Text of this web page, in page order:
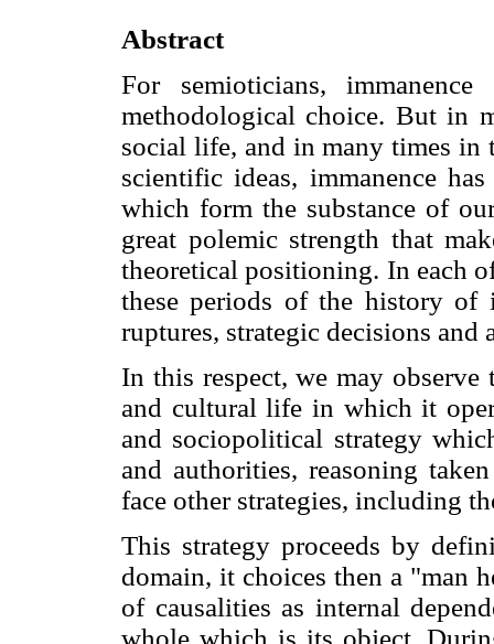
Abstract
For semioticians,
methodological choice. But in
social life, and in many times
scientific ideas, immanence
which form the substance of
great polemic strength that
theoretical positioning. In each
these periods of the history of
ruptures, strategic decisions and
In this respect, we may
and cultural life in which it
and sociopolitical strategy
and authorities, reasoning
face other strategies, including
This strategy proceeds by
domain, it choices then a "man
of causalities as internal